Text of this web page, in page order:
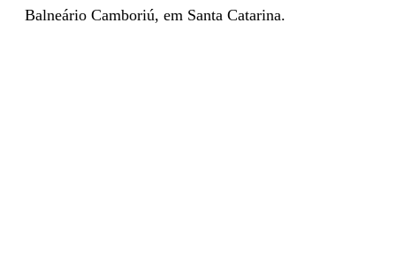
Balneário Camboriú, em Santa Catarina.